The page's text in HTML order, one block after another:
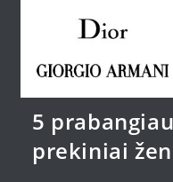
5
prekiniai